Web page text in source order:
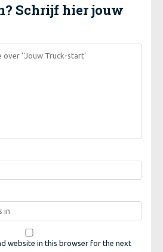
Schrijf hier jouw
website in this browser for the next